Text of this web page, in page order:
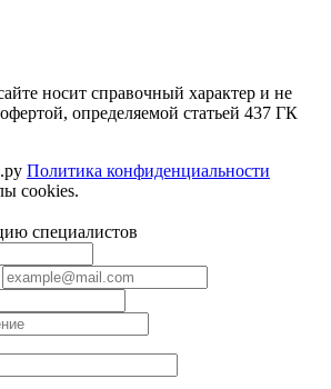
носит справочный характер и не
определяемой статьей 437 ГК
Политика конфиденциальности
cookies.
специалистов